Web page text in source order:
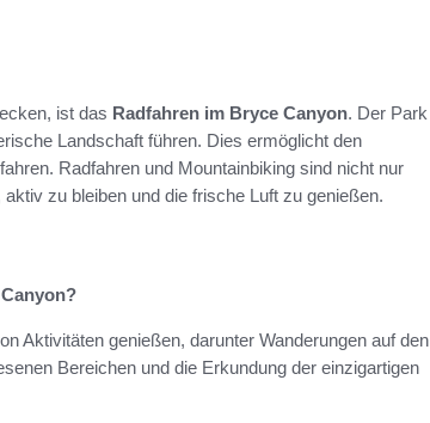
ist das Radfahren im Bryce Canyon. Der Park
Landschaft führen. Dies ermöglicht den
Radfahren und Mountainbiking sind nicht nur
zu bleiben und die frische Luft zu genießen.
Aktivitäten genießen, darunter Wanderungen auf den
Bereichen und die Erkundung der einzigartigen